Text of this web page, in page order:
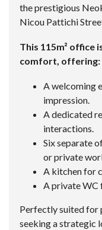
the prestigious
Nicou Pattichi
This 115m² office
comfort, offering:
A welcoming
impression.
A dedicated
interactions.
Six separate
or private
A kitchen for
A private WC
Perfectly suited for
seeking a strategic